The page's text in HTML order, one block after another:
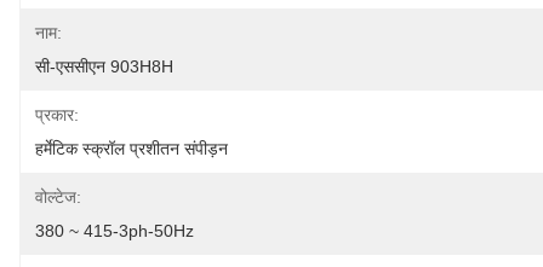
नाम:
सी-एससीएन 903H8H
प्रकार:
हर्मेटिक स्क्रॉल प्रशीतन संपीड़न
वोल्टेज:
380 ~ 415-3ph-50Hz